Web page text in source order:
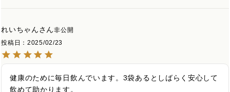
れいちゃん
非公開
投稿日
2025/02/23
健康のために毎日飲んでいます。3袋あるとしばらく安心して
飲めて助かります。